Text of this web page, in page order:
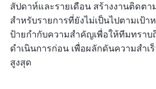
สัปดาห์และรายเดือน สร้างงานติดต
สำหรับรายการที่ยังไม่เป็นไปตามเป้า
ป้ายกำกับความสำคัญเพื่อให้ทีมทราบ
ดำเนินการก่อน เพื่อผลักดันความสำเ
สูงสุด